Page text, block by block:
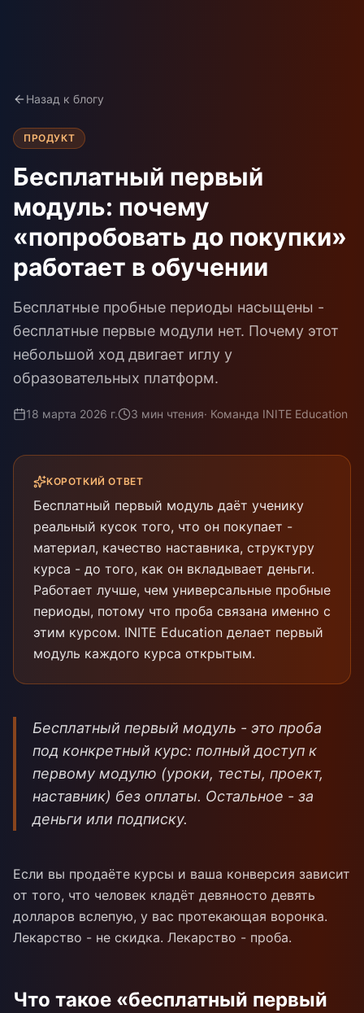
Назад к блогу
ПРОДУКТ
Бесплатный первый
модуль: почему
«попробовать до покупки»
работает в обучении
Бесплатные пробные периоды насыщены -
бесплатные первые модули нет. Почему этот
небольшой ход двигает иглу у
образовательных платформ.
18 марта 2026 г. 3 мин чтения· Команда INITE Education
КОРОТКИЙ ОТВЕТ
Бесплатный первый модуль даёт ученику
реальный кусок того, что он покупает -
материал, качество наставника, структуру
курса - до того, как он вкладывает деньги.
Работает лучше, чем универсальные пробные
периоды, потому что проба связана именно с
этим курсом. INITE Education делает первый
модуль каждого курса открытым.
Бесплатный первый модуль - это проба
под конкретный курс: полный доступ к
первому модулю (уроки, тесты, проект,
наставник) без оплаты. Остальное - за
деньги или подписку.
Если вы продаёте курсы и ваша конверсия зависит
от того, что человек кладёт девяносто девять
долларов вслепую, у вас протекающая воронка.
Лекарство - не скидка. Лекарство - проба.
Что такое «бесплатный первый